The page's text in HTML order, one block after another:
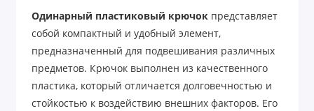
Одинарный пластиковый крючок представляет
собой компактный и удобный элемент,
предназначенный для подвешивания различных
предметов. Крючок выполнен из качественного
пластика, который отличается долговечностью и
стойкостью к воздействию внешних факторов. Его